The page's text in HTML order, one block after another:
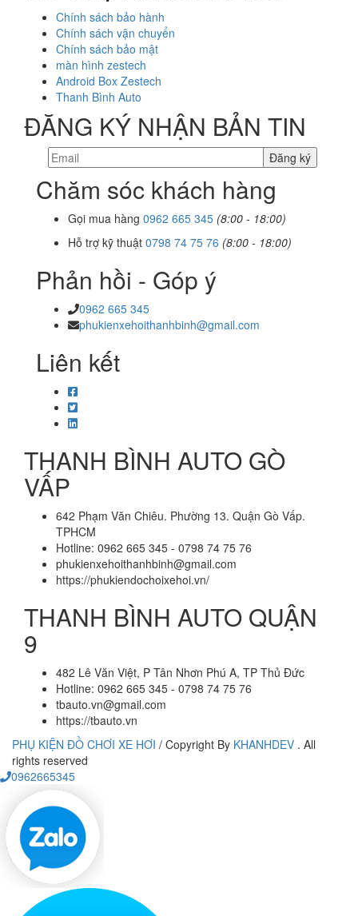
Chính sách bảo hành
Chính sách vận chuyển
Chính sách bảo mật
màn hình zestech
Android Box Zestech
Thanh Bình Auto
ĐĂNG KÝ NHẬN BẢN TIN
Chăm sóc khách hàng
Gọi mua hàng 0962 665 345 (8:00 - 18:00)
Hỗ trợ kỹ thuật 0798 74 75 76 (8:00 - 18:00)
Phản hồi - Góp ý
0962 665 345
phukienxehoithanhbinh@gmail.com
Liên kết
THANH BÌNH AUTO GÒ
VẤP
642 Phạm Văn Chiêu. Phường 13. Quận Gò Vấp.
TPHCM
Hotline: 0962 665 345 - 0798 74 75 76
phukienxehoithanhbinh@gmail.com
https://phukiendochoixehoi.vn/
THANH BÌNH AUTO QUẬN
9
482 Lê Văn Việt, P Tân Nhơn Phú A, TP Thủ Đức
Hotline: 0962 665 345 - 0798 74 75 76
tbauto.vn@gmail.com
https://tbauto.vn
PHỤ KIỆN ĐỒ CHƠI XE HƠI / Copyright By KHANHDEV . All
rights reserved
0962665345